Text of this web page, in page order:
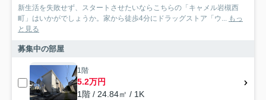
新生活を失敗せず、スタートさせたいならこちらの「キャメル岩槻西
町」はいかがでしょうか。家から徒歩4分にドラッグストア「ウ... もっ
と見る
募集中の部屋
1階
5.2万円
1階 / 24.84㎡ / 1K